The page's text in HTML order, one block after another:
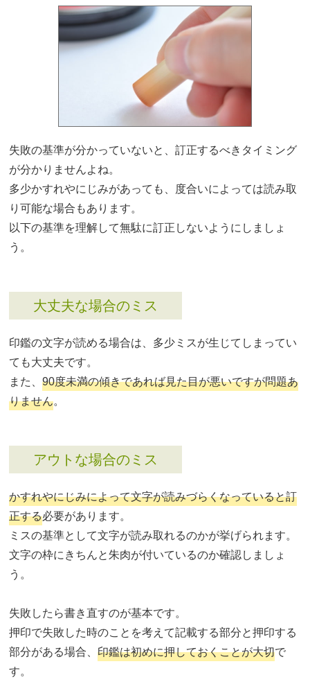
失敗の基準が分かっていないと、訂正するべきタイミング
が分かりませんよね。
多少かすれやにじみがあっても、度合いによっては読み取
り可能な場合もあります。
以下の基準を理解して無駄に訂正しないようにしましょ
う。
大丈夫な場合のミス
印鑑の文字が読める場合は、多少ミスが生じてしまってい
ても大丈夫です。
また、90度未満の傾きであれば見た目が悪いですが問題あ
りません。
アウトな場合のミス
かすれやにじみによって文字が読みづらくなっていると訂
正する必要があります。
ミスの基準として文字が読み取れるのかが挙げられます。
文字の枠にきちんと朱肉が付いているのか確認しましょ
う。
失敗したら書き直すのが基本です。
押印で失敗した時のことを考えて記載する部分と押印する
部分がある場合、印鑑は初めに押しておくことが大切で
す。